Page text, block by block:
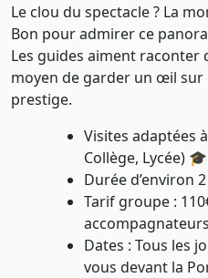
Le clou du spectacle ? La
Bon pour admirer ce
Les guides aiment raconter
moyen de garder un œil
prestige.
Visites adaptées
Collège, Lycée) 🎓
Durée d’environ
Tarif groupe :
accompagnateurs
Dates : Tous les
vous devant la